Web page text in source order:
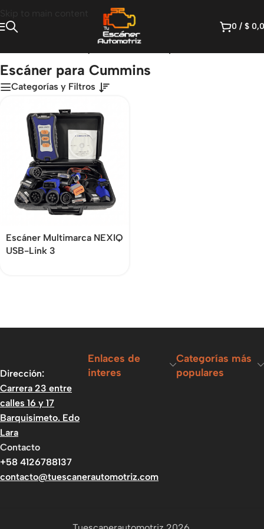
Skip to main content
0 / $
Escáner para Cummins
Categorías y Filtros
Escáner Multimarca NEXIQ
USB-Link 3
Dirección:
Carrera 23 entre
calles 16 y 17
Barquisimeto. Edo
Lara
Contacto
+58 4126788137
contacto@tuescanerautomotriz.com
Enlaces de
interes
Categorías más
populares